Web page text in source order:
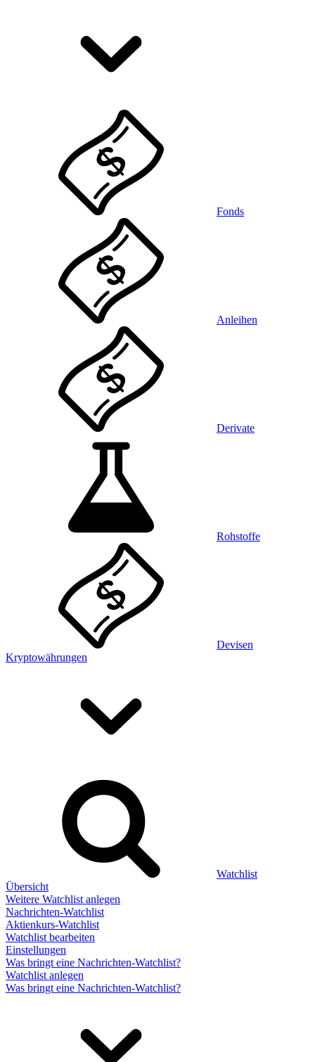
Fonds
Anleihen
Derivate
Rohstoffe
Devisen
Kryptowährungen
Watchlist
Übersicht
Weitere Watchlist anlegen
Nachrichten-Watchlist
Aktienkurs-Watchlist
Watchlist bearbeiten
Einstellungen
Was bringt eine Nachrichten-Watchlist?
Watchlist anlegen
Was bringt eine Nachrichten-Watchlist?